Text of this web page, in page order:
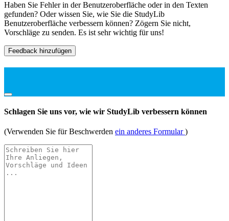
Haben Sie Fehler in der Benutzeroberfläche oder in den Texten
gefunden? Oder wissen Sie, wie Sie die StudyLib
Benutzeroberfläche verbessern können? Zögern Sie nicht,
Vorschläge zu senden. Es ist sehr wichtig für uns!
Feedback hinzufügen
Schlagen Sie uns vor, wie wir StudyLib verbessern können
(Verwenden Sie für Beschwerden ein anderes Formular)